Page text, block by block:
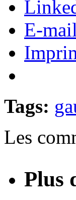
E-mail
Tags:
Les
Plus